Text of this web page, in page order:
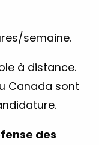
semaine.
à distance.
Canada sont
des